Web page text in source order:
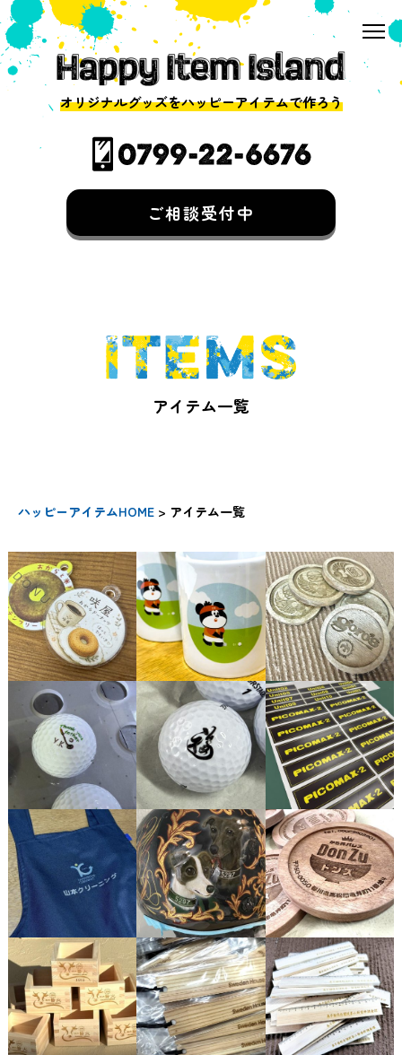
オリジナルグッズをハッピーアイテムで作ろう
ご相談受付中
アイテム一覧
ハッピーアイテムHOME > アイテム一覧